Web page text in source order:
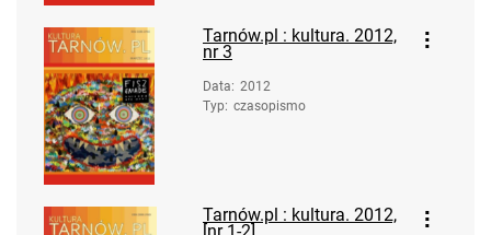
Tarnów.pl : kultura. 2012,
nr 3
Data: 2012
Typ: czasopismo
Tarnów.pl : kultura. 2012,